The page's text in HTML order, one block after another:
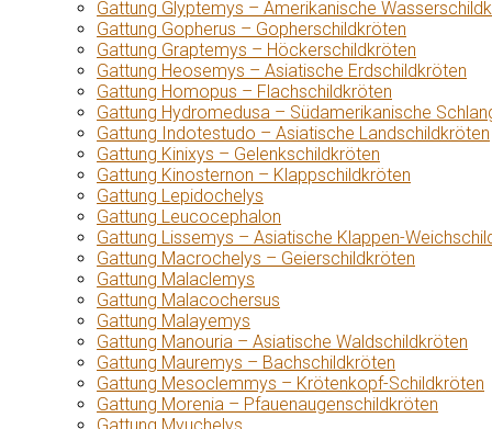
Gattung Glyptemys – Amerikanische
Gattung Gopherus – Gopherschildkröten
Gattung Graptemys – Höckerschildkröten
Gattung Heosemys – Asiatische Erdschildkröten
Gattung Homopus – Flachschildkröten
Gattung Hydromedusa – Südamerikanische
Gattung Indotestudo – Asiatische Landschildkröten
Gattung Kinixys – Gelenkschildkröten
Gattung Kinosternon – Klappschildkröten
Gattung Lepidochelys
Gattung Leucocephalon
Gattung Lissemys – Asiatische Klappen-
Gattung Macrochelys – Geierschildkröten
Gattung Malaclemys
Gattung Malacochersus
Gattung Malayemys
Gattung Manouria – Asiatische Waldschildkröten
Gattung Mauremys – Bachschildkröten
Gattung Mesoclemmys – Krötenkopf-Schildkröten
Gattung Morenia – Pfauenaugenschildkröten